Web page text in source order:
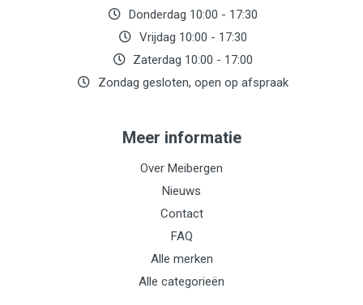
Donderdag 10:00 - 17:30
Vrijdag 10:00 - 17:30
Zaterdag 10:00 - 17:00
Zondag gesloten, open op afspraak
Meer informatie
Over Meibergen
Nieuws
Contact
FAQ
Alle merken
Alle categorieën